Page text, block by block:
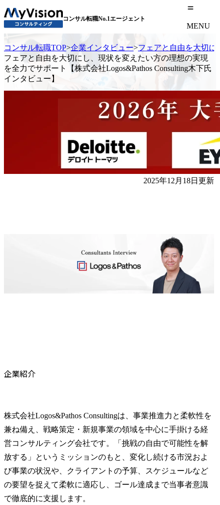
コンサル転職No.1エージェント
MENU
コンサル転職TOP>企業インタビュー>フェアと自由を大切に
フェアと自由を大切にし、現状を変えたい方の理想の実現
を全力でサポート【株式会社Logos&Pathos Consulting木下氏
インタビュー】
2025年12月18日更新
企業紹介
株式会社Logos&Pathos Consultingは、事業推進力と柔軟性を
兼ね備え、戦略策定・新規事業の領域を中心に手掛ける経
営コンサルティング会社です。「挑戦の自由で可能性を解
放する」というミッションのもと、変化し続ける市況およ
び事業の状況や、クライアントの予算、スケジュールなど
の要望を捉えて柔軟に適応し、ゴール達成まで当事者意識
で徹底的に支援します。